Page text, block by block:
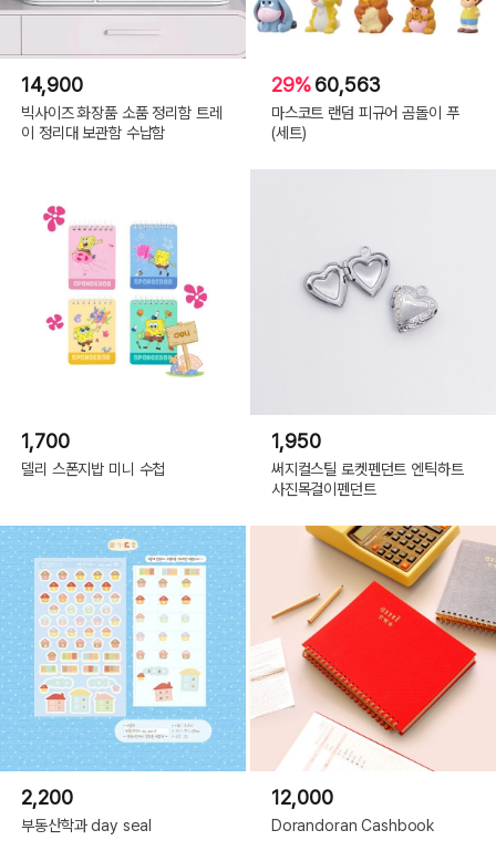
14,900
빅사이즈 화장품 소품 정리함 트레
이 정리대 보관함 수납함
29%60,563
마스코트 랜덤 피규어 곰돌이 푸
(세트)
1,700
델리 스폰지밥 미니 수첩
1,950
써지컬스틸 로켓펜던트 엔틱하트
사진목걸이펜던트
2,200
부동산학과 day seal
12,000
Dorandoran Cashbook